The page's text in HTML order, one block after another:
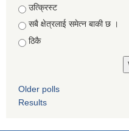
Choices
उत्क्रिस्ट
सबै क्षेत्रलाई समेत्न बाकी छ ।
ठिकै
Older polls
Results